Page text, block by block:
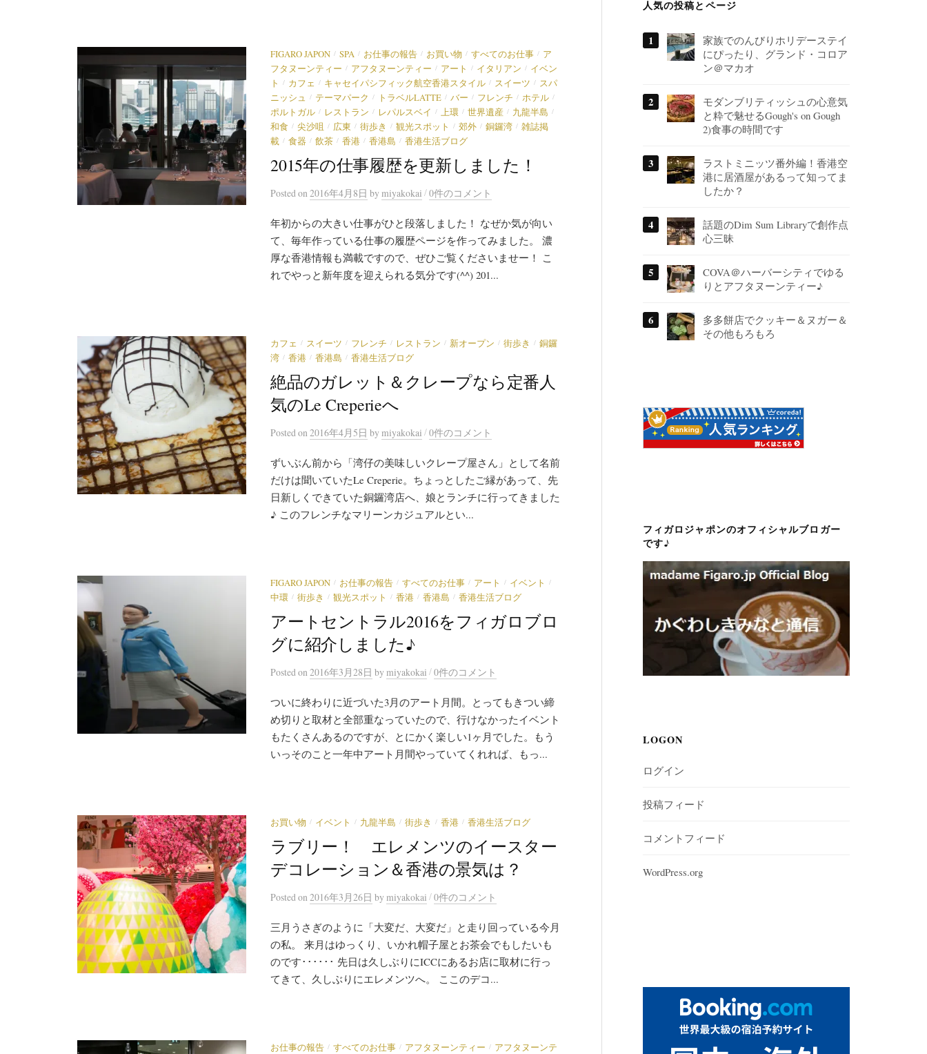
FIGARO JAPON / SPA / お仕事の報告 / お買い物 / すべてのお仕事 / ア
フタヌーンティー / アフタヌーンティー / アート / イタリアン / イベン
ト / カフェ / キャセイパシフィック航空香港スタイル / スイーツ / スパ
ニッシュ / テーマパーク / トラベルLATTE / バー / フレンチ / ホテル /
ポルトガル / レストラン / レパルスベイ / 上環 / 世界遺産 / 九龍半島 /
和食 / 尖沙咀 / 広東 / 街歩き / 観光スポット / 郊外 / 銅鑼湾 / 雑誌掲
載 / 食器 / 飲茶 / 香港 / 香港島 / 香港生活ブログ
2015年の仕事履歴を更新しました！
Postedon 2016年4月8日 by miyakokai /0件のコメント
年初からの大きい仕事がひと段落しました！ なぜか気が向い
て、毎年作っている仕事の履歴ページを作ってみました。 濃
厚な香港情報も満載ですので、ぜひご覧くださいませー！ こ
れでやっと新年度を迎えられる気分です(^^) 201...
カフェ / スイーツ / フレンチ / レストラン / 新オープン / 街歩き / 銅鑼
湾 / 香港 / 香港島 / 香港生活ブログ
絶品のガレット＆クレープなら定番人
気のLe Creperieへ
Postedon 2016年4月5日 by miyakokai /0件のコメント
ずいぶん前から「湾仔の美味しいクレープ屋さん」として名前
だけは聞いていたLe Creperie。ちょっとしたご縁があって、先
日新しくできていた銅鑼湾店へ、娘とランチに行ってきました
♪ このフレンチなマリーンカジュアルとい...
FIGARO JAPON / お仕事の報告 / すべてのお仕事 / アート / イベント /
中環 / 街歩き / 観光スポット / 香港 / 香港島 / 香港生活ブログ
アートセントラル2016をフィガロブロ
グに紹介しました♪
Postedon 2016年3月28日 by miyakokai /0件のコメント
ついに終わりに近づいた3月のアート月間。とってもきつい締
め切りと取材と全部重なっていたので、行けなかったイベント
もたくさんあるのですが、とにかく楽しい1ヶ月でした。もう
いっそのこと一年中アート月間やっていてくれれば、もっ...
お買い物 / イベント / 九龍半島 / 街歩き / 香港 / 香港生活ブログ
ラブリー！ エレメンツのイースター
デコレーション＆香港の景気は？
Postedon 2016年3月26日 by miyakokai /0件のコメント
三月うさぎのように「大変だ、大変だ」と走り回っている今月
の私。 来月はゆっくり、いかれ帽子屋とお茶会でもしたいも
のです･･････ 先日は久しぶりにICCにあるお店に取材に行っ
てきて、久しぶりにエレメンツへ。 ここのデコ...
お仕事の報告 / すべてのお仕事 / アフタヌーンティー / アフタヌーンテ
人気の投稿とページ
家族でのんびりホリデーステイ
にぴったり、グランド・コロア
ン＠マカオ
モダンブリティッシュの心意気
と粋で魅せるGough's on Gough
2)食事の時間です
ラストミニッツ番外編！香港空
港に居酒屋があるって知ってま
したか？
話題のDim Sum Libraryで創作点
心三昧
COVA＠ハーバーシティでゆる
りとアフタヌーンティー♪
多多餅店でクッキー＆ヌガー＆
その他もろもろ
フィガロジャポンのオフィシャルブロガー
です♪
LOGON
ログイン
投稿フィード
コメントフィード
WordPress.org